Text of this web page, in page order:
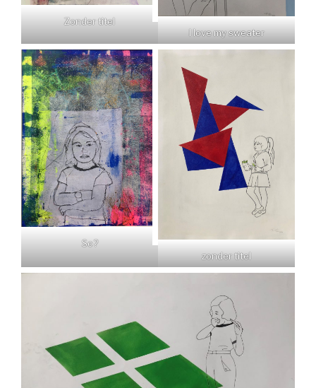
Zonder titel
I love my sweater
So?
zonder titel